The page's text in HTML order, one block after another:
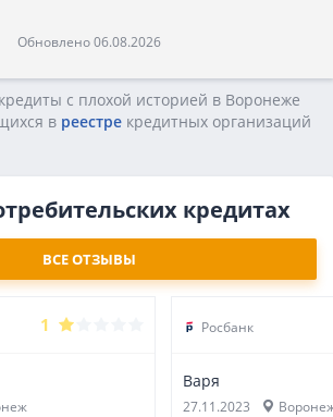
Обновлено 06.08.2026
с плохой историей в Воронеже
в реестре кредитных opгaнизaций
кредитах
ВСЕ ОТЗЫВЫ
1 Росбанк
Варя
27.11.2023